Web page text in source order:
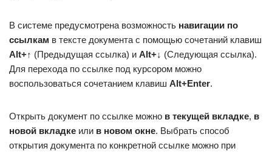
В системе предусмотрена возможность навигации по
ссылкам в тексте документа с помощью сочетаний клавиш
Alt+↑ (Предыдущая ссылка) и Alt+↓ (Следующая ссылка).
Для перехода по ссылке под курсором можно
воспользоваться сочетанием клавиш Alt+Enter.
Открыть документ по ссылке можно в текущей вкладке, в
новой вкладке или в новом окне. Выбрать способ
открытия документа по конкретной ссылке можно при